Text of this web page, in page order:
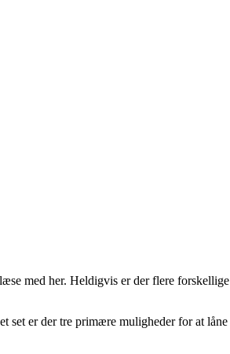
med her. Heldigvis er der flere
set er der tre primære muligheder for at